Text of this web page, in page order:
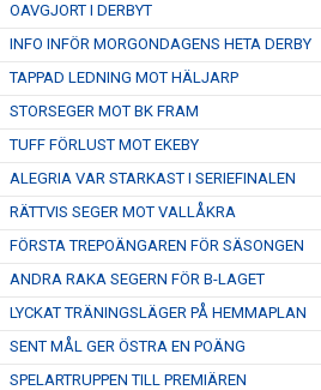
OAVGJORT I DERBYT
INFO INFÖR MORGONDAGENS HETA DERBY
TAPPAD LEDNING MOT HÄLJARP
STORSEGER MOT BK FRAM
TUFF FÖRLUST MOT EKEBY
ALEGRIA VAR STARKAST I SERIEFINALEN
RÄTTVIS SEGER MOT VALLÅKRA
FÖRSTA TREPOÄNGAREN FÖR SÄSONGEN
ANDRA RAKA SEGERN FÖR B-LAGET
LYCKAT TRÄNINGSLÄGER PÅ HEMMAPLAN
SENT MÅL GER ÖSTRA EN POÄNG
SPELARTRUPPEN TILL PREMIÄREN